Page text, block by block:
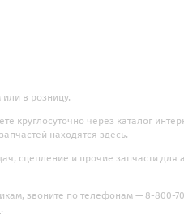
в розницу.
круглосуточно через каталог
находятся здесь.
сцепление и прочие запчасти для
звоните по телефонам — 8-800-
.